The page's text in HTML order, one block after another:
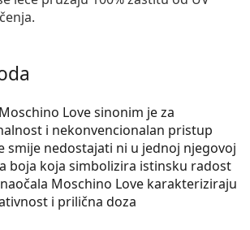
Love sinonim je za
i nekonvencionalan pristup
smije nedostajati ni u jednoj njegovoj
boja koja simbolizira istinsku radost
Moschino Love karakteriziraju
i prilična doza